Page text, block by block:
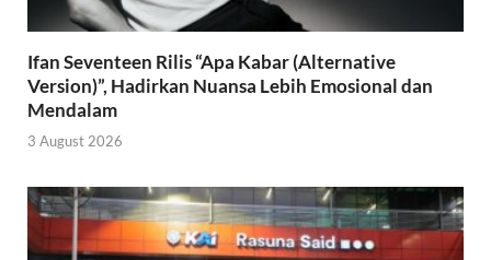
Ifan Seventeen Rilis “Apa Kabar (Alternative
Version)”, Hadirkan Nuansa Lebih Emosional dan
Mendalam
3 August 2026